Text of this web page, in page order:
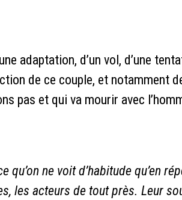
adaptation, d’un vol, d’une
de ce couple, et notamment
pas et qui va mourir avec
qu’on ne voit d’habitude qu’en
les acteurs de tout près. Leur